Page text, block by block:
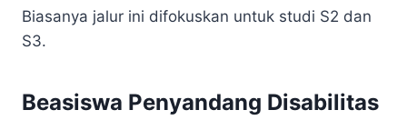
Biasanya jalur ini difokuskan untuk studi S2 dan
S3.
Beasiswa Penyandang Disabilitas